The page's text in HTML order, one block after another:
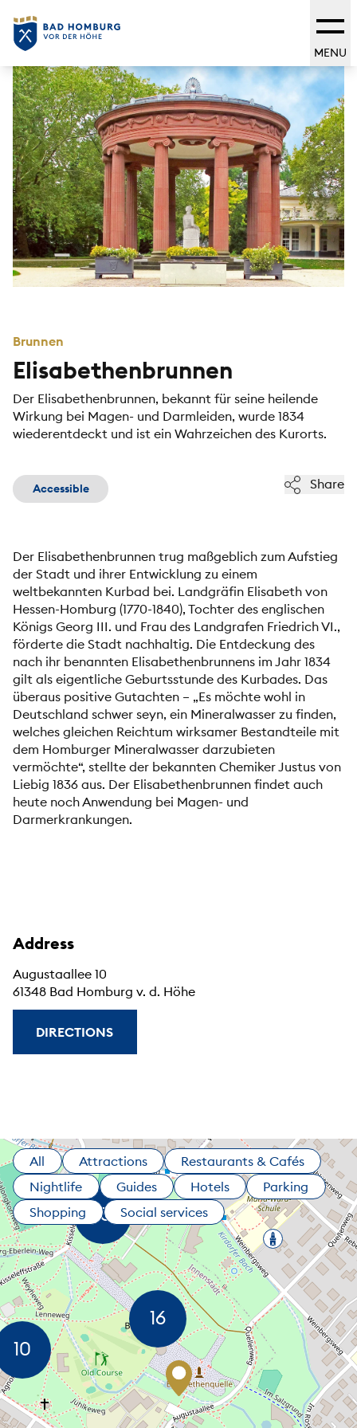
MENU
Brunnen
Elisabethenbrunnen
Der Elisabethenbrunnen, bekannt für seine heilende
Wirkung bei Magen- und Darmleiden, wurde 1834
wiederentdeckt und ist ein Wahrzeichen des Kurorts.
Accessible Share
Der Elisabethenbrunnen trug maßgeblich zum Aufstieg
der Stadt und ihrer Entwicklung zu einem
weltbekannten Kurbad bei. Landgräfin Elisabeth von
Hessen-Homburg (1770-1840), Tochter des englischen
Königs Georg III. und Frau des Landgrafen Friedrich VI.,
förderte die Stadt nachhaltig. Die Entdeckung des
nach ihr benannten Elisabethenbrunnens im Jahr 1834
gilt als eigentliche Geburtsstunde des Kurbades. Das
überaus positive Gutachten – „Es möchte wohl in
Deutschland schwer seyn, ein Mineralwasser zu finden,
welches gleichen Reichtum wirksamer Bestandteile mit
dem Homburger Mineralwasser darzubieten
vermöchte“, stellte der bekannten Chemiker Justus von
Liebig 1836 aus. Der Elisabethenbrunnen findet auch
heute noch Anwendung bei Magen- und
Darmerkrankungen.
Address
Augustaallee 10
61348 Bad Homburg v. d. Höhe
DIRECTIONS
All Attractions
Restaurants & Cafés
Nightlife
Guides Hotels
Parking
Shopping
Social services